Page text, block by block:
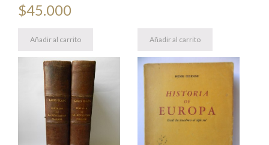
$45.000
Añadir al carrito Añadir al carrito